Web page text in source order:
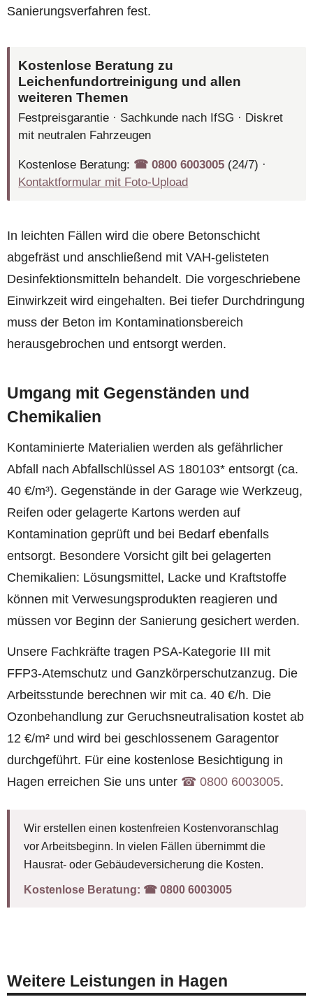
Sanierungsverfahren fest.
Kostenlose Beratung zu
Leichenfundortreinigung und allen
weiteren Themen
Festpreisgarantie · Sachkunde nach IfSG · Diskret
mit neutralen Fahrzeugen
Kostenlose Beratung: ☎︎ 0800 6003005 (24/7) ·
Kontaktformular mit Foto-Upload
In leichten Fällen wird die obere Betonschicht
abgefräst und anschließend mit VAH-gelisteten
Desinfektionsmitteln behandelt. Die vorgeschriebene
Einwirkzeit wird eingehalten. Bei tiefer Durchdringung
muss der Beton im Kontaminationsbereich
herausgebrochen und entsorgt werden.
Umgang mit Gegenständen und
Chemikalien
Kontaminierte Materialien werden als gefährlicher
Abfall nach Abfallschlüssel AS 180103* entsorgt (ca.
40 €/m³). Gegenstände in der Garage wie Werkzeug,
Reifen oder gelagerte Kartons werden auf
Kontamination geprüft und bei Bedarf ebenfalls
entsorgt. Besondere Vorsicht gilt bei gelagerten
Chemikalien: Lösungsmittel, Lacke und Kraftstoffe
können mit Verwesungsprodukten reagieren und
müssen vor Beginn der Sanierung gesichert werden.
Unsere Fachkräfte tragen PSA-Kategorie III mit
FFP3-Atemschutz und Ganzkörperschutzanzug. Die
Arbeitsstunde berechnen wir mit ca. 40 €/h. Die
Ozonbehandlung zur Geruchsneutralisation kostet ab
12 €/m² und wird bei geschlossenem Garagentor
durchgeführt. Für eine kostenlose Besichtigung in
Hagen erreichen Sie uns unter ☎︎ 0800 6003005.
Wir erstellen einen kostenfreien Kostenvoranschlag
vor Arbeitsbeginn. In vielen Fällen übernimmt die
Hausrat- oder Gebäudeversicherung die Kosten.
Kostenlose Beratung: ☎︎ 0800 6003005
Weitere Leistungen in Hagen